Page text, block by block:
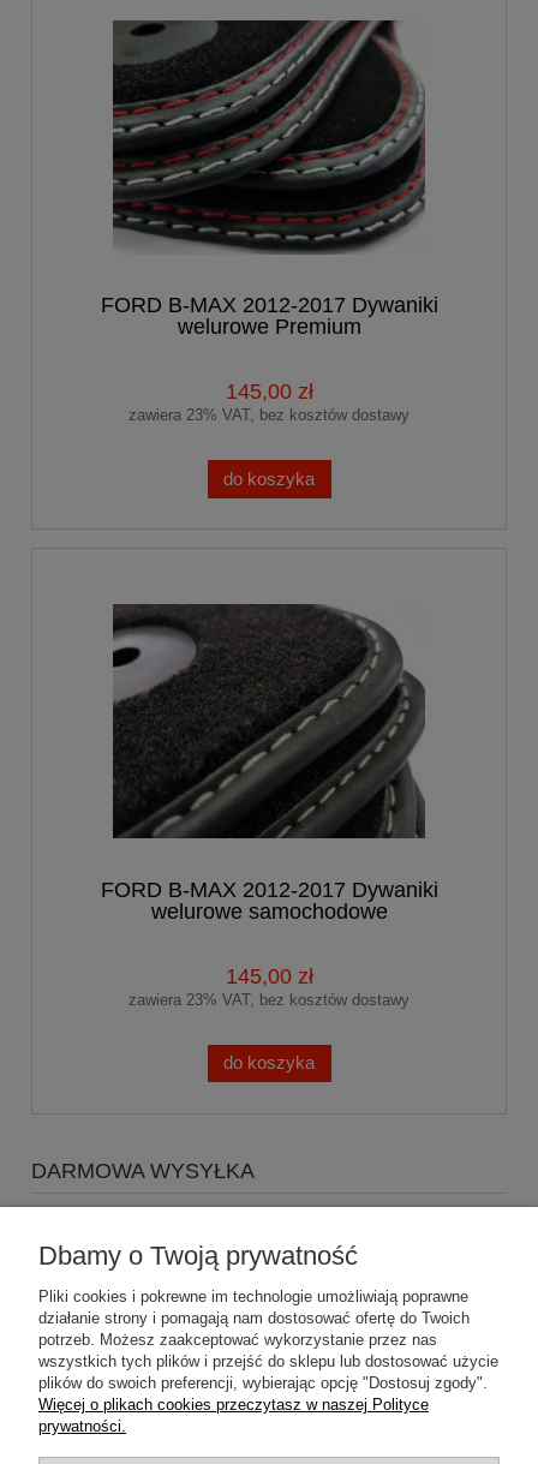
FORD B-MAX 2012-2017 Dywaniki
welurowe Premium
145,00 zł
zawiera 23% VAT, bez kosztów dostawy
do koszyka
FORD B-MAX 2012-2017 Dywaniki
welurowe samochodowe
145,00 zł
zawiera 23% VAT, bez kosztów dostawy
do koszyka
DARMOWA WYSYŁKA
wysyłki Gratis
Pomoc
Dostawa
Dbamy o Twoją prywatność
Pliki cookies i pokrewne im technologie umożliwiają poprawne
działanie strony i pomagają nam dostosować ofertę do Twoich
potrzeb. Możesz zaakceptować wykorzystanie przez nas
wszystkich tych plików i przejść do sklepu lub dostosować użycie
plików do swoich preferencji, wybierając opcję "Dostosuj zgody".
Więcej o plikach cookies przeczytasz w naszej Polityce
prywatności.